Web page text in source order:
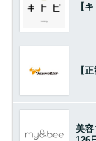
【
【
美容